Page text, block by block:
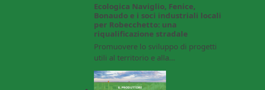
Ecologica Naviglio, Fenice,
Bonaudo e i soci industriali locali
per Robecchetto: una
riqualificazione stradale
Promuovere lo sviluppo di progetti
utili al territorio e alla…